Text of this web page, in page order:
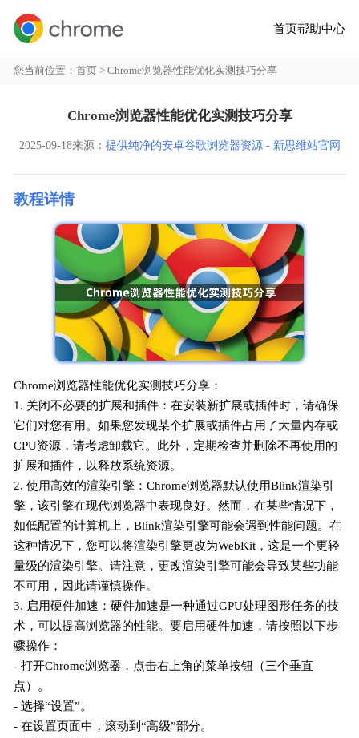
首页帮助中心
您当前位置：首页 > Chrome浏览器性能优化实测技巧分享
Chrome浏览器性能优化实测技巧分享
2025-09-18来源： 提供纯净的安卓谷歌浏览器资源 - 新思维站官网
教程详情
Chrome浏览器性能优化实测技巧分享：
1. 关闭不必要的扩展和插件：在安装新扩展或插件时，请确保
它们对您有用。如果您发现某个扩展或插件占用了大量内存或
CPU资源，请考虑卸载它。此外，定期检查并删除不再使用的
扩展和插件，以释放系统资源。
2. 使用高效的渲染引擎：Chrome浏览器默认使用Blink渲染引
擎，该引擎在现代浏览器中表现良好。然而，在某些情况下，
如低配置的计算机上，Blink渲染引擎可能会遇到性能问题。在
这种情况下，您可以将渲染引擎更改为WebKit，这是一个更轻
量级的渲染引擎。请注意，更改渲染引擎可能会导致某些功能
不可用，因此请谨慎操作。
3. 启用硬件加速：硬件加速是一种通过GPU处理图形任务的技
术，可以提高浏览器的性能。要启用硬件加速，请按照以下步
骤操作：
- 打开Chrome浏览器，点击右上角的菜单按钮（三个垂直
点）。
- 选择“设置”。
- 在设置页面中，滚动到“高级”部分。